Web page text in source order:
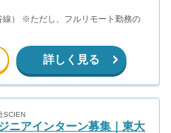
線） ※ただし、フルリモート勤務の
詳しく見る
SCIEN
ニアインターン募集｜東大